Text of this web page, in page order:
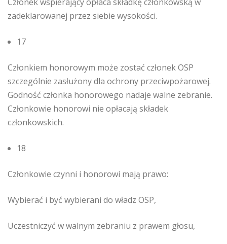
Członek wspierający opłaca składkę członkowską w
zadeklarowanej przez siebie wysokości.
17
Członkiem honorowym może zostać członek OSP
szczególnie zasłużony dla ochrony przeciwpożarowej.
Godność członka honorowego nadaje walne zebranie.
Członkowie honorowi nie opłacają składek
członkowskich.
18
Członkowie czynni i honorowi mają prawo:
Wybierać i być wybierani do władz OSP,
Uczestniczyć w walnym zebraniu z prawem głosu,